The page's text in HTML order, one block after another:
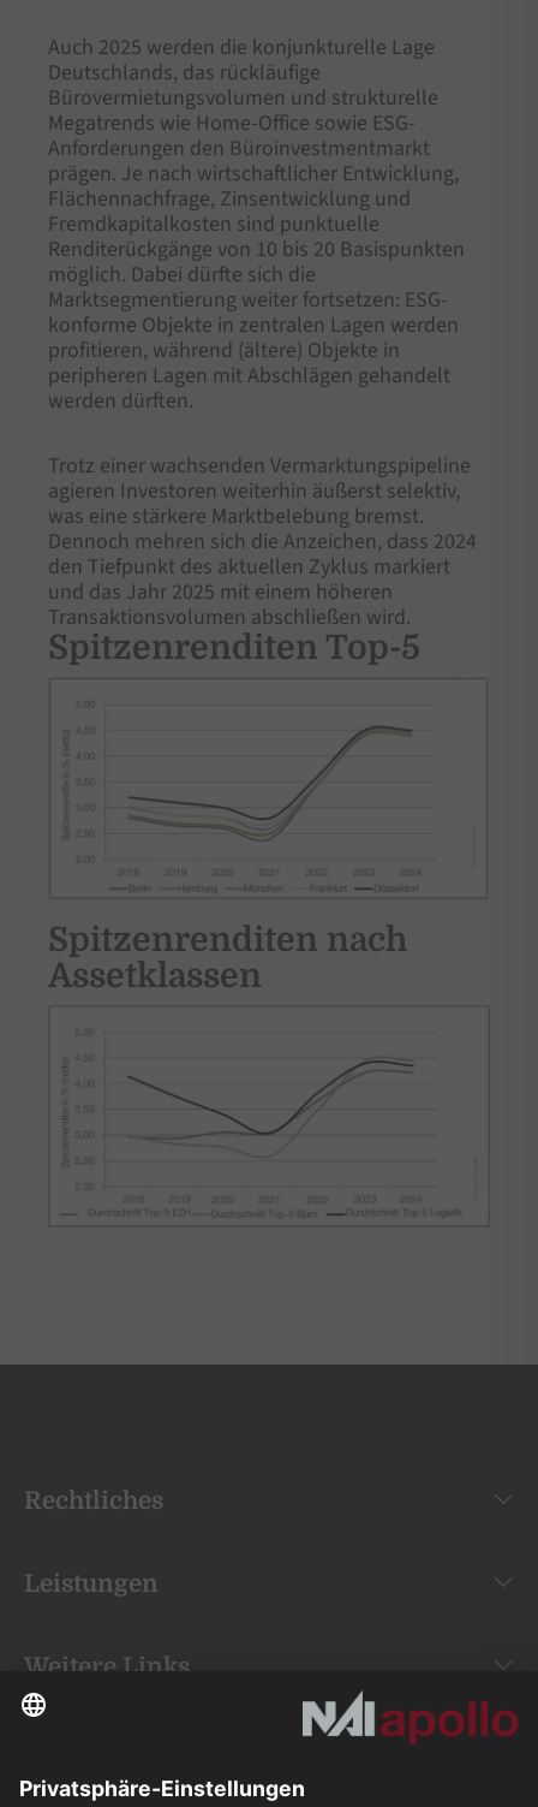
Auch 2025 werden die konjunkturelle Lage
Deutschlands, das rückläufige
Bürovermietungsvolumen und strukturelle
Megatrends wie Home-Office sowie ESG-
Anforderungen den Büroinvestmentmarkt
prägen. Je nach wirtschaftlicher Entwicklung,
Flächennachfrage, Zinsentwicklung und
Fremdkapitalkosten sind punktuelle
Renditerückgänge von 10 bis 20 Basispunkten
möglich. Dabei dürfte sich die
Marktsegmentierung weiter fortsetzen: ESG-
konforme Objekte in zentralen Lagen werden
profitieren, während (ältere) Objekte in
peripheren Lagen mit Abschlägen gehandelt
werden dürften.
Trotz einer wachsenden Vermarktungspipeline
agieren Investoren weiterhin äußerst selektiv,
was eine stärkere Marktbelebung bremst.
Dennoch mehren sich die Anzeichen, dass 2024
den Tiefpunkt des aktuellen Zyklus markiert
und das Jahr 2025 mit einem höheren
Transaktionsvolumen abschließen wird.
Spitzenrenditen Top-5
Spitzenrenditen nach
Assetklassen
Rechtliches
Leistungen
Weitere Links
Your space is